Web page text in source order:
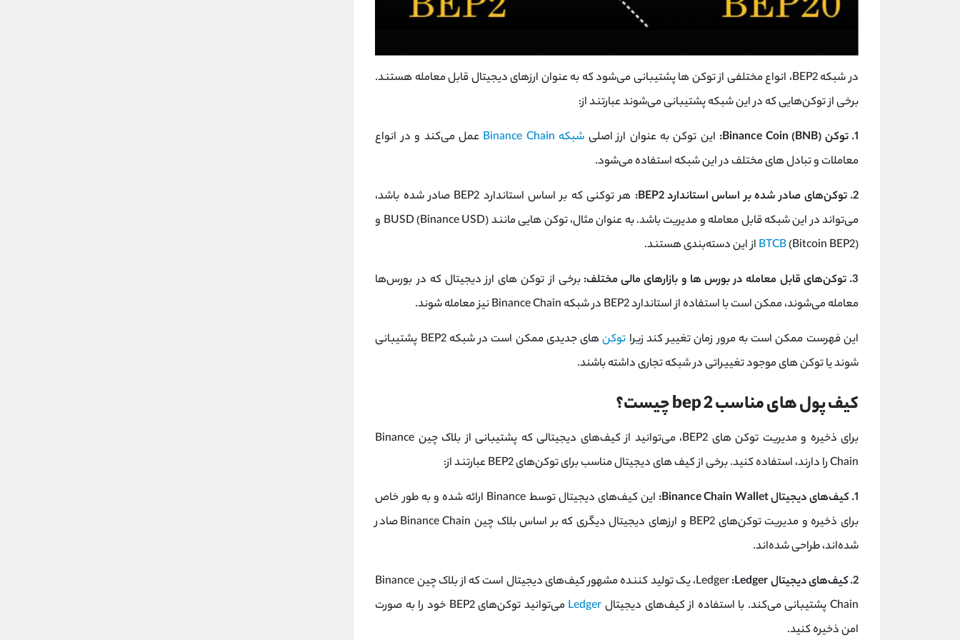
در شبکه BEP2، انواع مختلفی از توکن‌ ها پشتیبانی می‌شود که به عنوان ارزهای دیجیتال قابل معامله هستند.
برخی از توکن‌هایی که در این شبکه پشتیبانی می‌شوند عبارتند از:
1. توکن Binance Coin (BNB):
این توکن به عنوان ارز اصلی شبکه Binance Chain
عمل می‌کند و در انواع
معاملات و تبادل‌ های مختلف در این شبکه استفاده می‌شود.
2. توکن‌های صادر شده بر اساس استاندارد BEP2:
هر توکنی که بر اساس استاندارد BEP2 صادر شده باشد،
می‌تواند در این شبکه قابل معامله و مدیریت باشد. به عنوان مثال، توکن‌ هایی مانند BUSD (Binance USD) و
BTCB(Bitcoin BEP2) از این دسته‌بندی هستند.
3. توکن‌های قابل معامله در بورس‌ ها و بازارهای مالی مختلف:
برخی از توکن‌ های ارز دیجیتال که در بورس‌ها
معامله می‌شوند، ممکن است با استفاده از استاندارد BEP2 در شبکه Binance Chain نیز معامله شوند.
این فهرست ممکن است به مرور زمان تغییر کند زیرا توکن‌
های جدیدی ممکن است در شبکه BEP2 پشتیبانی
شوند یا توکن‌ های موجود تغییراتی در شبکه تجاری داشته باشند.
کیف پول های مناسب bep 2 چیست؟
برای ذخیره و مدیریت توکن‌ های BEP2، می‌توانید از کیف‌های دیجیتالی که پشتیبانی از بلاک چین Binance
Chain را دارند، استفاده کنید. برخی از کیف‌ های دیجیتال مناسب برای توکن‌های BEP2 عبارتند از:
1. کیف‌های دیجیتال Binance Chain Wallet:
این کیف‌های دیجیتال توسط Binance ارائه شده و به طور خاص
برای ذخیره و مدیریت توکن‌های BEP2 و ارزهای دیجیتال دیگری که بر اساس بلاک چین Binance Chain صادر
شده‌اند، طراحی شده‌اند.
2. کیف‌های دیجیتال
:Ledger
، یک تولید کننده مشهور کیف‌های دیجیتال است که از بلاک چین Binance
Chain پشتیبانی می‌کند. با استفاده از کیف‌های دیجیتال
Ledger
می‌توانید توکن‌های BEP2 خود را به صورت
امن ذخیره کنید.